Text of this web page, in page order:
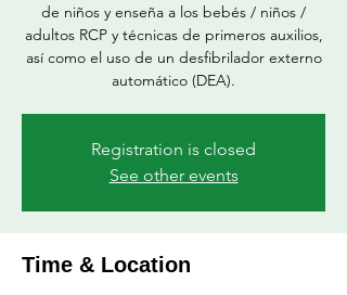
de niños y enseña a los bebés / niños /
adultos RCP y técnicas de primeros auxilios,
así como el uso de un desfibrilador externo
automático (DEA).
Registration is closed
See other events
Time & Location